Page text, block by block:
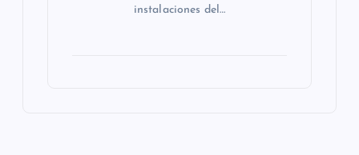
instalaciones del…